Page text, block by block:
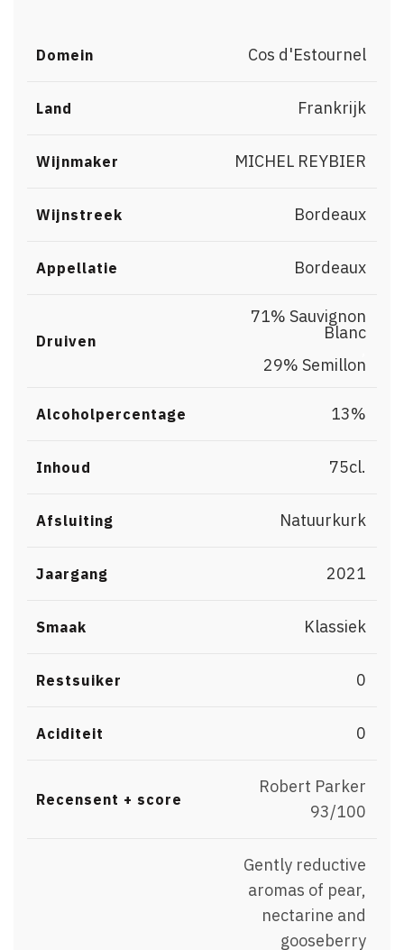
Domein Cos d'Estournel
Land Frankrijk
Wijnmaker MICHEL REYBIER
Wijnstreek Bordeaux
Appellatie Bordeaux
Druiven
29% Semillon
71% Sauvignon
Blanc
Alcoholpercentage 13%
Inhoud 75cl.
Afsluiting Natuurkurk
Jaargang 2021
Smaak Klassiek
Restsuiker 0
Aciditeit 0
Recensent + score
Robert Parker
93/100
Gently reductive
aromas of pear,
nectarine and
gooseberry